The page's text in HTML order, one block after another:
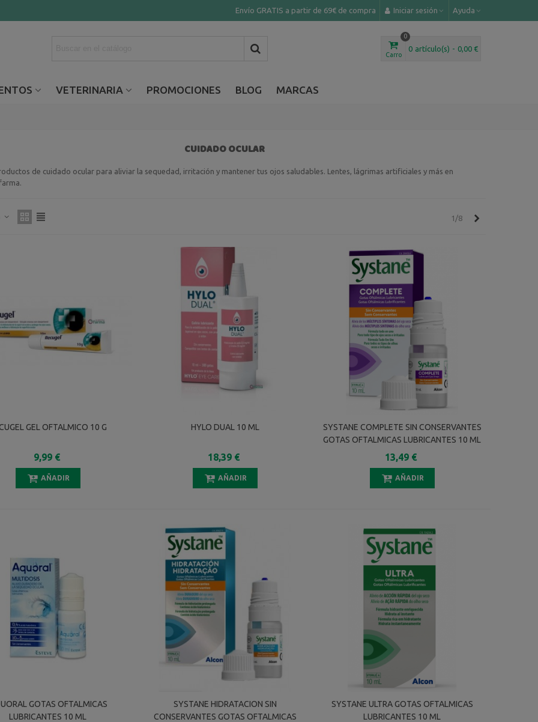
Envío GRATIS a partir de 69€ de compra Iniciar sesión Ayuda
Carro
0
0 artículo(s) - 0,00 €
VETERINARIA PROMOCIONES BLOG MARCAS
CUIDADO OCULAR
de cuidado ocular para aliviar la sequedad, irritación y mantener tus ojos saludables. Lentes, lágrimas artificiales y más en
1/8
GEL OFTALMICO 10 G
9,99 €
AÑADIR
HYLO DUAL 10 ML
18,39 €
AÑADIR
SYSTANE COMPLETE SIN CONSERVANTES
GOTAS OFTALMICAS LUBRICANTES 10 ML
13,49 €
AÑADIR
GOTAS OFTALMICAS
LUBRICANTES 10 ML
SYSTANE HIDRATACION SIN
CONSERVANTES GOTAS OFTALMICAS
SYSTANE ULTRA GOTAS OFTALMICAS
LUBRICANTES 10 ML